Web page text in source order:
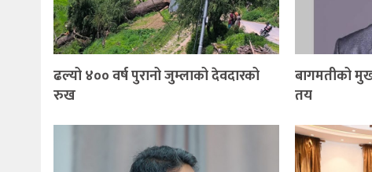
ढल्यो ४०० वर्ष पुरानो जुम्लाको देवदारको
रुख
बागमतीको
तय